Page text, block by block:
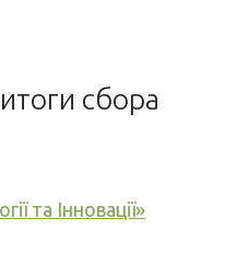
сбора
та Інновації»